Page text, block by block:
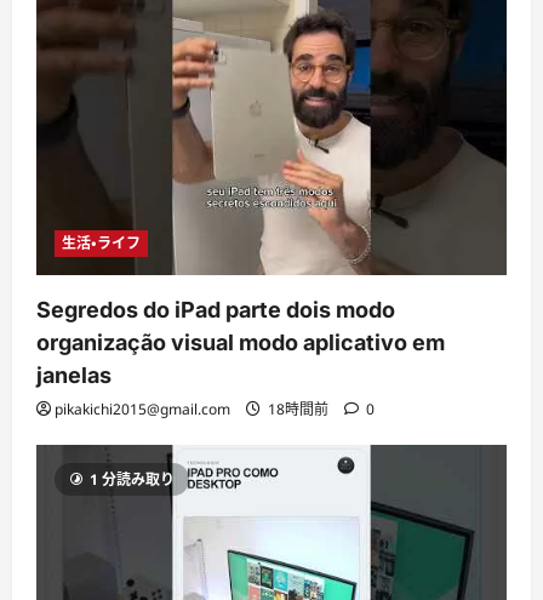
生活・ライフ
Segredos do iPad parte dois modo
organização visual modo aplicativo em
janelas
pikakichi2015@gmail.com 18時間前 0
1 分読み取り